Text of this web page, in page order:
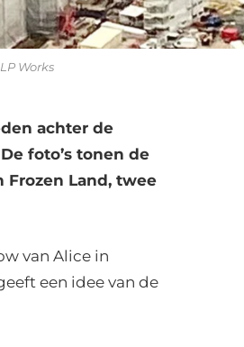
Works
achter de
foto’s tonen de
Frozen Land, twee
van Alice in
een idee van de